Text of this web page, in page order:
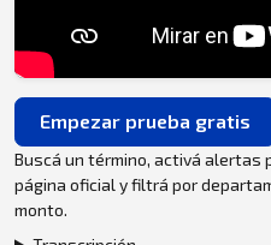
Empezar prueba gratis
Buscá un término, activá alertas
página oficial y filtrá por
monto.